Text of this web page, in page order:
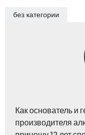
без категории
Как основатель и
производителя